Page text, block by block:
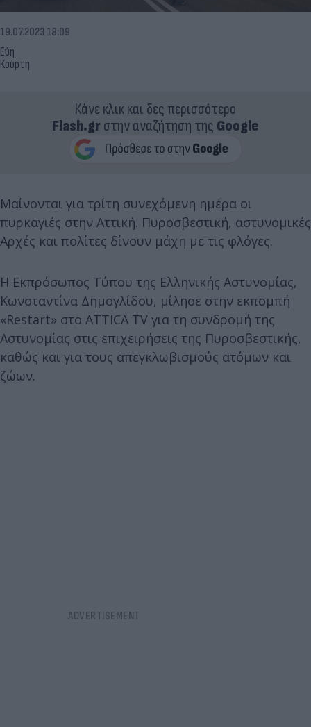
Εύη
Κούρτη
19.07.2023 18:09
Κάνε κλικ και δες περισσότερο
Flash.grστην αναζήτηση της Google
Μαίνονται για τρίτη συνεχόμενη ημέρα οι
πυρκαγιές στην Αττική. Πυροσβεστική, αστυνομικές
Αρχές και πολίτες δίνουν μάχη με τις φλόγες.
Η Εκπρόσωπος Τύπου της Ελληνικής Αστυνομίας,
Κωνσταντίνα Δημογλίδου, μίλησε στην εκπομπή
«Restart» στο ATTICA TV για τη συνδρομή της
Αστυνομίας στις επιχειρήσεις της Πυροσβεστικής,
καθώς και για τους απεγκλωβισμούς ατόμων και
ζώων.